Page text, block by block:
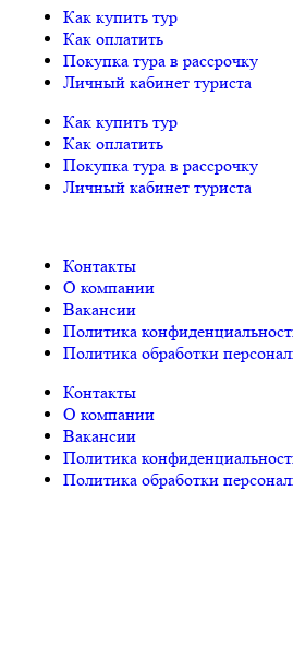
Как купить тур
Как оплатить
Покупка тура в рассрочку
Личный кабинет туриста
Как купить тур
Как оплатить
Покупка тура в рассрочку
Личный кабинет туриста
Контакты
О компании
Вакансии
Политика
Политика обработки
Контакты
О компании
Вакансии
Политика
Политика обработки